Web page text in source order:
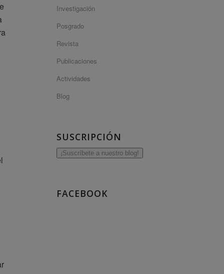
Investigación
Posgrado
Revista
Publicaciones
Actividades
Blog
SUSCRIPCIÓN
¡Suscríbete a nuestro blog!
FACEBOOK